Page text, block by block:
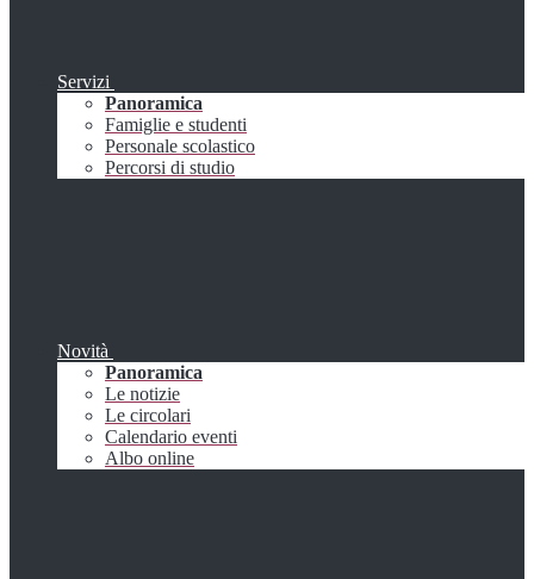
Servizi
Panoramica
Famiglie e studenti
Personale scolastico
Percorsi di studio
Novità
Panoramica
Le notizie
Le circolari
Calendario eventi
Albo online